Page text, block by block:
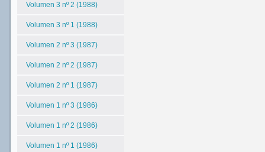
Volumen 3 nº 2 (1988)
Volumen 3 nº 1 (1988)
Volumen 2 nº 3 (1987)
Volumen 2 nº 2 (1987)
Volumen 2 nº 1 (1987)
Volumen 1 nº 3 (1986)
Volumen 1 nº 2 (1986)
Volumen 1 nº 1 (1986)